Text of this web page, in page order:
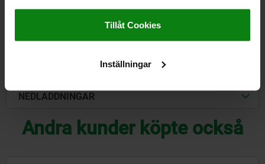
Impressum|Dataskydd|AGB
Tillåt Cookies
Inställningar
NEDLADDNINGAR
Andra kunder köpte också